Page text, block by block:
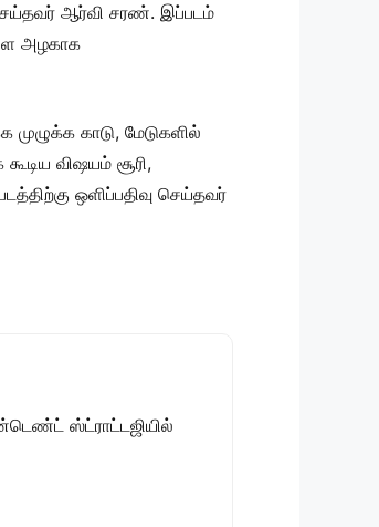
ஆர்வி சரண். இப்படம்
அழகாக
காடு, மேடுகளில்
விஷயம் சூரி,
ஒளிப்பதிவு செய்தவர்
ஸ்ட்ராட்டஜியில்